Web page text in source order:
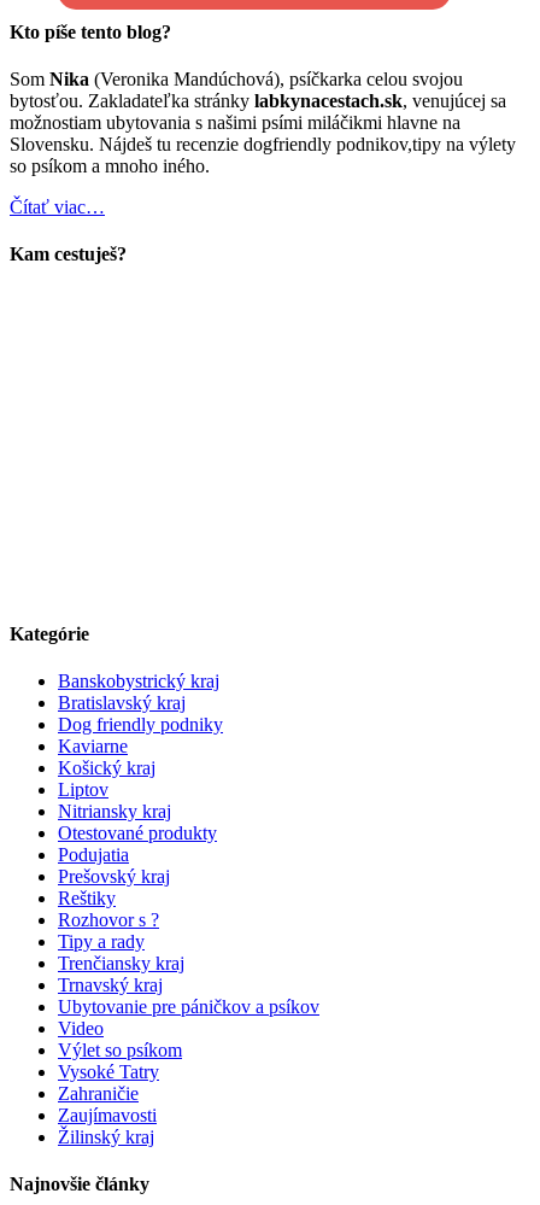
Kto píše tento blog?
Som Nika (Veronika Mandúchová), psíčkarka celou svojou
bytosťou. Zakladateľka stránky labkynacestach.sk, venujúcej sa
možnostiam ubytovania s našimi psími miláčikmi hlavne na
Slovensku. Nájdeš tu recenzie dogfriendly podnikov,tipy na výlety
so psíkom a mnoho iného.
Čítať viac…
Kam cestuješ?
Kategórie
Banskobystrický kraj
Bratislavský kraj
Dog friendly podniky
Kaviarne
Košický kraj
Liptov
Nitriansky kraj
Otestované produkty
Podujatia
Prešovský kraj
Reštiky
Rozhovor s ?
Tipy a rady
Trenčiansky kraj
Trnavský kraj
Ubytovanie pre páničkov a psíkov
Video
Výlet so psíkom
Vysoké Tatry
Zahraničie
Zaujímavosti
Žilinský kraj
Najnovšie články